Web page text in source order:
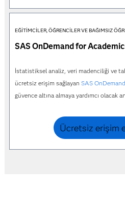
EĞITIMCILER, ÖĞRENCILER VE BAĞIMSIZ
SAS OnDemand for
İstatistiksel analiz, veri madenciliği ve
ücretsiz erişim sağlayan SAS
güvence altına almaya yardımcı
Ücretsiz erişim